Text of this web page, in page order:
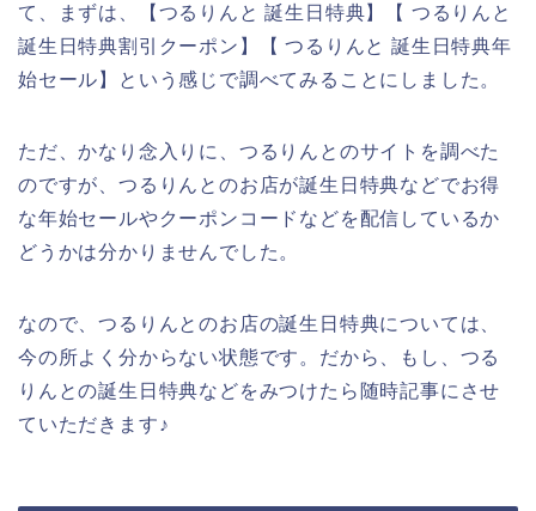
て、まずは、【つるりんと 誕生日特典】【 つるりんと
誕生日特典割引クーポン】【 つるりんと 誕生日特典年
始セール】という感じで調べてみることにしました。
ただ、かなり念入りに、つるりんとのサイトを調べた
のですが、つるりんとのお店が誕生日特典などでお得
な年始セールやクーポンコードなどを配信しているか
どうかは分かりませんでした。
なので、つるりんとのお店の誕生日特典については、
今の所よく分からない状態です。だから、もし、つる
りんとの誕生日特典などをみつけたら随時記事にさせ
ていただきます♪